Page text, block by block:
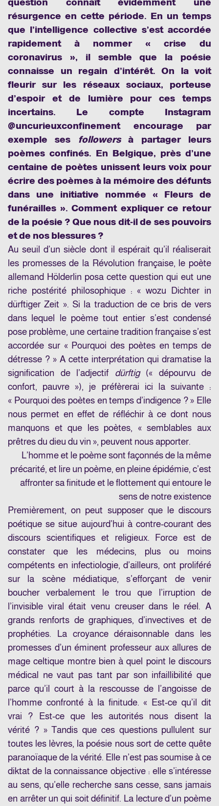
question connaît évidemment une
résurgence en cette période. En un temps
que l’intelligence collective s’est accordée
rapidement à nommer « crise du
coronavirus », il semble que la poésie
connaisse un regain d’intérêt. On la voit
fleurir sur les réseaux sociaux, porteuse
d’espoir et de lumière pour ces temps
incertains. Le compte Instagram
@uncurieuxconfinement encourage par
exemple ses
followersà partager leurs
poèmes confinés. En Belgique, près d’une
centaine de poètes unissent leurs voix pour
écrire des poèmes à la mémoire des défunts
dans une initiative nommée « Fleurs de
funérailles ». Comment expliquer ce retour
de la poésie ? Que nous dit-il de ses pouvoirs
et de nos blessures ?
Au seuil d’un siècle dont il espérait qu’il réaliserait
les promesses de la Révolution française, le poète
allemand Hölderlin posa cette question qui eut une
riche postérité philosophique : « wozu Dichter in
dürftiger Zeit ». Si la traduction de ce bris de vers
dans lequel le poème tout entier s’est condensé
pose problème, une certaine tradition française s’est
accordée sur « Pourquoi des poètes en temps de
détresse ? » A cette interprétation qui dramatise la
signification de l’adjectif dürftig(« dépourvu de
confort, pauvre »), je préfèrerai ici la suivante :
« Pourquoi des poètes en temps d’indigence ? » Elle
nous permet en effet de réfléchir à ce dont nous
manquons et que les poètes, « semblables aux
prêtres du dieu du vin », peuvent nous apporter.
L’homme et le poème sont façonnés de la même
précarité, et lire un poème, en pleine épidémie, c’est
affronter sa finitude et le flottement qui entoure le
sens de notre existence
Premièrement, on peut supposer que le discours
poétique se situe aujourd’hui à contre-courant des
discours scientifiques et religieux. Force est de
constater que les médecins, plus ou moins
compétents en infectiologie, d’ailleurs, ont proliféré
sur la scène médiatique, s’efforçant de venir
boucher verbalement le trou que l’irruption de
l’invisible viral était venu creuser dans le réel. A
grands renforts de graphiques, d’invectives et de
prophéties. La croyance déraisonnable dans les
promesses d’un éminent professeur aux allures de
mage celtique montre bien à quel point le discours
médical ne vaut pas tant par son infaillibilité que
parce qu’il court à la rescousse de l’angoisse de
l’homme confronté à la finitude. « Est-ce qu’il dit
vrai ? Est-ce que les autorités nous disent la
vérité ? » Tandis que ces questions pullulent sur
toutes les lèvres, la poésie nous sort de cette quête
paranoïaque de la vérité. Elle n’est pas soumise à ce
diktat de la connaissance objective : elle s’intéresse
au sens, qu’elle recherche sans cesse, sans jamais
en arrêter un qui soit définitif. La lecture d’un poème